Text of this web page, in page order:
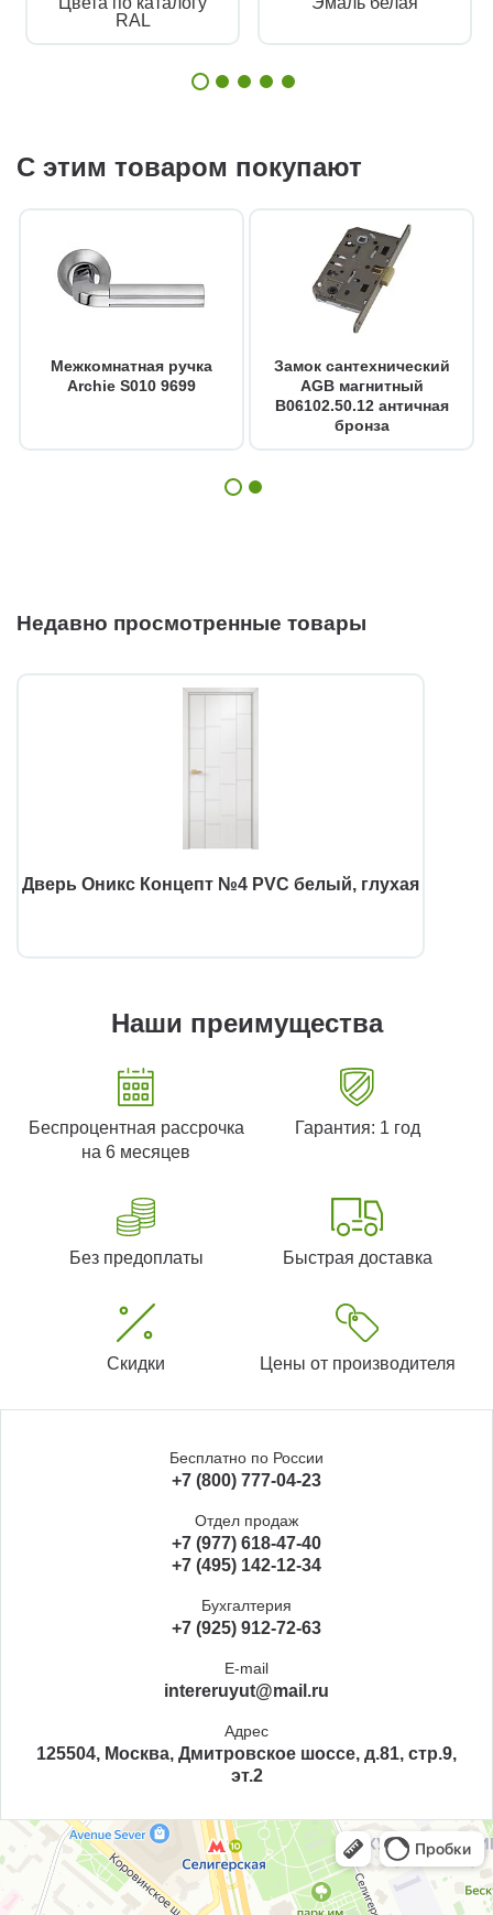
RAL
С этим товаром покупают
Межкомнатная ручка
Archie S010 9699
Замок сантехнический
AGB магнитный
B06102.50.12 античная
бронза
Недавно просмотренные товары
Дверь Оникс Концепт №4 PVC белый, глухая
Наши преимущества
Беспроцентная рассрочка
на 6 месяцев
Гарантия: 1 год
Без предоплаты Быстрая доставка
Скидки Цены от производителя
Бесплатно по России
+7 (800) 777-04-23
Отдел продаж
+7 (977) 618-47-40
+7 (495) 142-12-34
Бухгалтерия
+7 (925) 912-72-63
E-mail
intereruyut@mail.ru
Адрес
125504, Москва, Дмитровское шоссе, д.81, стр.9,
эт.2